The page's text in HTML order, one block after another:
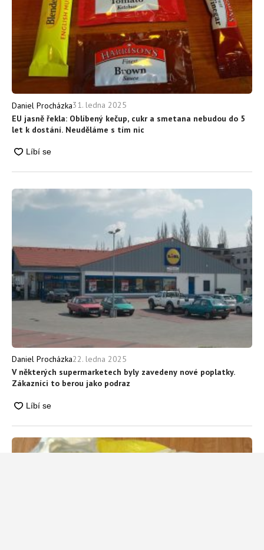
Daniel Procházka31. ledna 2025
EU jasně řekla: Oblíbený kečup, cukr a smetana nebudou do 5
let k dostání. Neuděláme s tím nic
Daniel Procházka22. ledna 2025
V některých supermarketech byly zavedeny nové poplatky.
Zákazníci to berou jako podraz